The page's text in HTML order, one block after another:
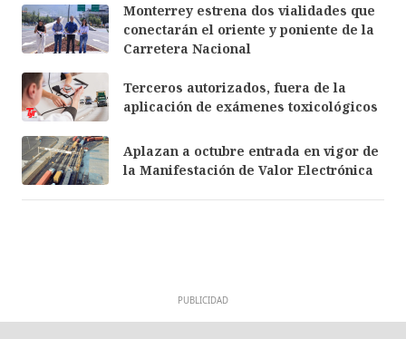
Monterrey estrena dos vialidades que
conectarán el oriente y poniente de la
Carretera Nacional
Terceros autorizados, fuera de la
aplicación de exámenes toxicológicos
Aplazan a octubre entrada en vigor de
la Manifestación de Valor Electrónica
PUBLICIDAD